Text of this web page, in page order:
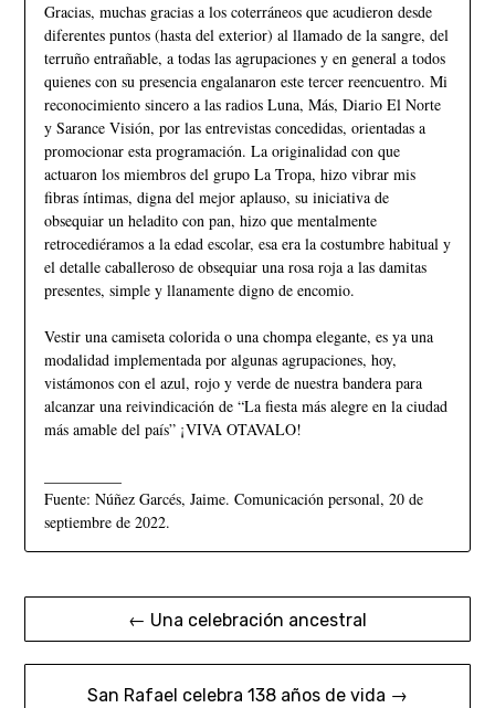
Gracias, muchas gracias a los coterráneos que acudieron desde
diferentes puntos (hasta del exterior) al llamado de la sangre, del
terruño entrañable, a todas las agrupaciones y en general a todos
quienes con su presencia engalanaron este tercer reencuentro. Mi
reconocimiento sincero a las radios Luna, Más, Diario El Norte
y Sarance Visión, por las entrevistas concedidas, orientadas a
promocionar esta programación. La originalidad con que
actuaron los miembros del grupo La Tropa, hizo vibrar mis
fibras íntimas, digna del mejor aplauso, su iniciativa de
obsequiar un heladito con pan, hizo que mentalmente
retrocediéramos a la edad escolar, esa era la costumbre habitual y
el detalle caballeroso de obsequiar una rosa roja a las damitas
presentes, simple y llanamente digno de encomio.
Vestir una camiseta colorida o una chompa elegante, es ya una
modalidad implementada por algunas agrupaciones, hoy,
vistámonos con el azul, rojo y verde de nuestra bandera para
alcanzar una reivindicación de “La fiesta más alegre en la ciudad
más amable del país” ¡VIVA OTAVALO!
Fuente: Núñez Garcés, Jaime. Comunicación personal, 20 de
septiembre de 2022.
← Una celebración ancestral
San Rafael celebra 138 años de vida →